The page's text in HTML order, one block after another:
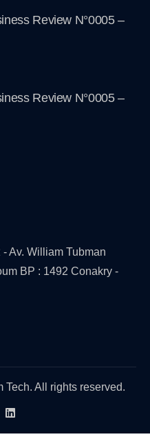
Review N°0005 –
Review N°0005 –
Av. William Tubman
BP : 1492 Conakry -
Tech. All rights reserved.